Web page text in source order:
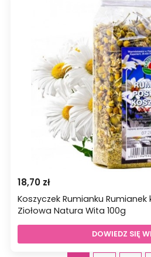
18,70 zł
Koszyczek Rumianku
Ziołowa Natura Wita 100g
DOWIEDZ SIĘ